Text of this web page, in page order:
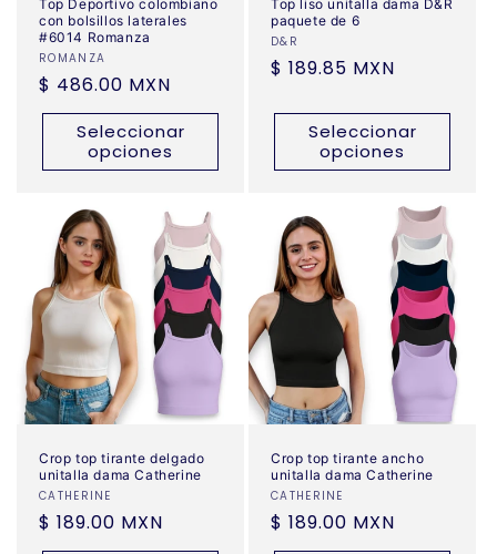
Top Deportivo colombiano
con bolsillos laterales
#6014 Romanza
Proveedor:
ROMANZA
Precio
habitual
$ 486.00 MXN
Seleccionar
opciones
Top liso unitalla dama D&R
paquete de 6
Proveedor:
D&R
Precio
$ 189.85 MXN
Seleccionar
opciones
Crop top tirante delgado
unitalla dama Catherine
Proveedor:
CATHERINE
Precio
habitual
$ 189.00 MXN
Crop top tirante ancho
unitalla dama Catherine
Proveedor:
CATHERINE
Precio
habitual
$ 189.00 MXN